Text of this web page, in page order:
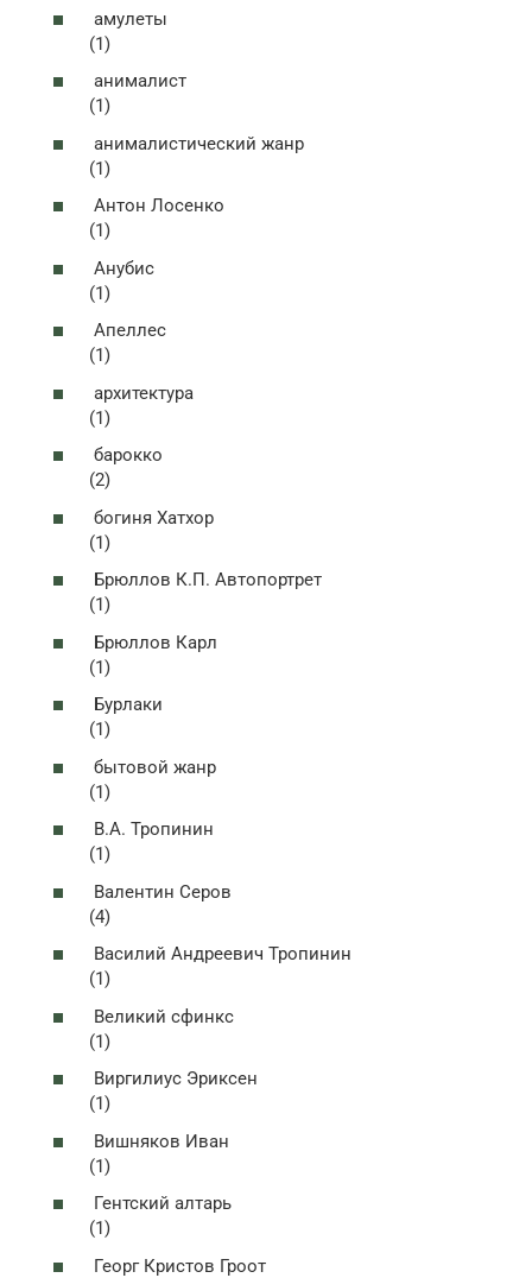
амулеты
(1)
анималист
(1)
анималистический жанр
(1)
Антон Лосенко
(1)
Анубис
(1)
Апеллес
(1)
архитектура
(1)
барокко
(2)
богиня Хатхор
(1)
Брюллов К.П. Автопортрет
(1)
Брюллов Карл
(1)
Бурлаки
(1)
бытовой жанр
(1)
В.А. Тропинин
(1)
Валентин Серов
(4)
Василий Андреевич Тропинин
(1)
Великий сфинкс
(1)
Виргилиус Эриксен
(1)
Вишняков Иван
(1)
Гентский алтарь
(1)
Георг Кристов Гроот